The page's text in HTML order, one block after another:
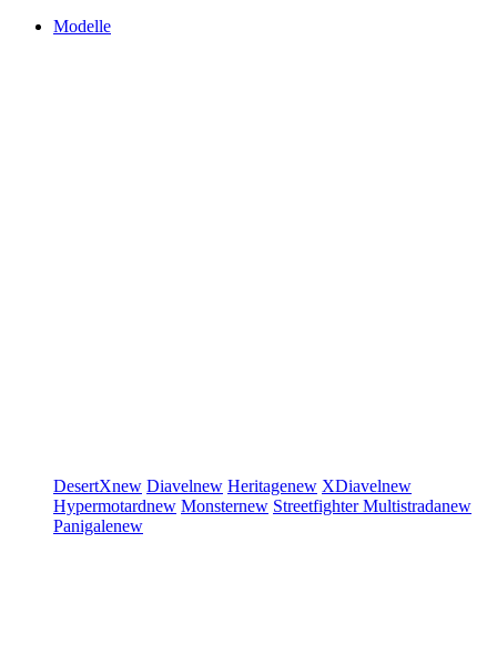
Modelle
DesertXnew Diavelnew Heritagenew XDiavelnew
Hypermotardnew Monsternew StreetfighterMultistradanew
Panigalenew